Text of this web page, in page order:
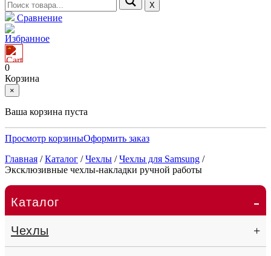
Х
Сравнение
Избранное
0
Корзина
×
Ваша корзина пуста
Просмотр корзиныОформить заказ
Главная /Каталог /Чехлы /Чехлы для Samsung /
Эксклюзивные чехлы-накладки ручной работы
Каталог -
Чехлы +